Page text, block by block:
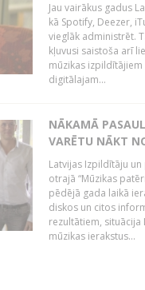
Jau vairākus gadus
kā Spotify, Deezer,
vieglāk administrēt.
kļuvusi saistoša arī
mūzikas
digitālajam...
NĀKAMĀ
VARĒTU NĀKT
Latvijas Izpildītāju
otrajā “Mūzikas
pēdējā gada laikā
diskos un citos
rezultātiem, situācija
mūzikas ierakstus...